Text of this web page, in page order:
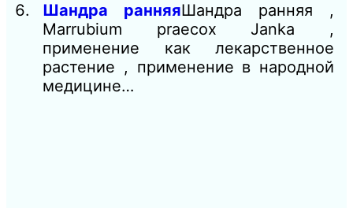
Шандра ранняяШандра ранняя ,
Marrubium praecox Janka ,
применение как лекарственное
растение , применение в народной
медицине…